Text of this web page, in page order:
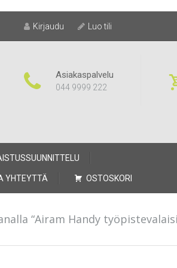
Kirjaudu Luo tili
Asiakaspalvelu
044 9999 222
YHTEYTTÄ OSTOSKORI
“Airam Handy